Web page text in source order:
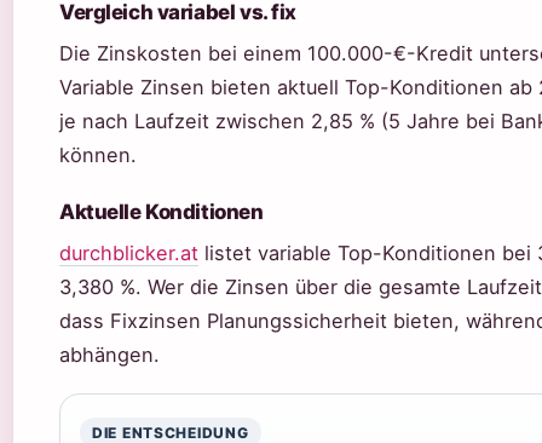
Vergleich variabel vs. fix
Die Zinskosten bei einem 100.000-€-Kredit
Variable Zinsen bieten aktuell Top-Konditionen ab
je nach Laufzeit zwischen 2,85 % (5 Jahre bei
können.
Aktuelle Konditionen
durchblicker.at listet variable Top-Konditionen bei
3,380 %. Wer die Zinsen über die gesamte
dass Fixzinsen Planungssicherheit bieten,
abhängen.
DIE ENTSCHEIDUNG